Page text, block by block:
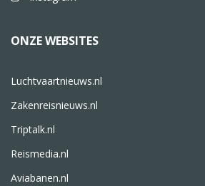
ONZE WEBSITES
Luchtvaartnieuws.nl
Zakenreisnieuws.nl
Triptalk.nl
Reismedia.nl
Aviabanen.nl